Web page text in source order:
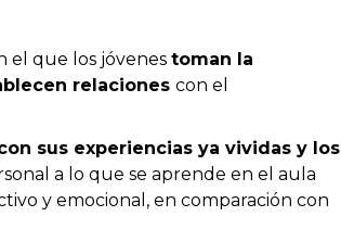
el que los jóvenes toman la
relaciones con el
sus experiencias ya vividas y los
a lo que se aprende en el aula
y emocional, en comparación con